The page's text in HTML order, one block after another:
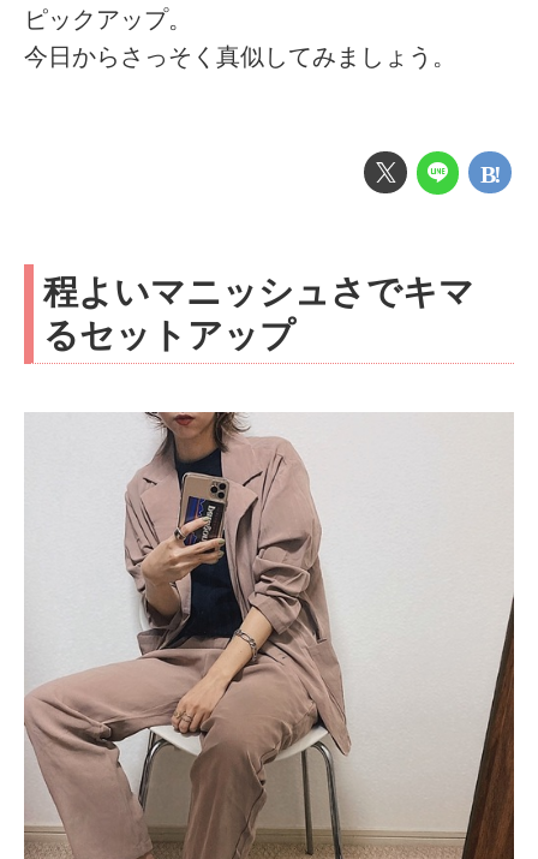
ピックアップ。
今日からさっそく真似してみましょう。
程よいマニッシュさでキマ
るセットアップ